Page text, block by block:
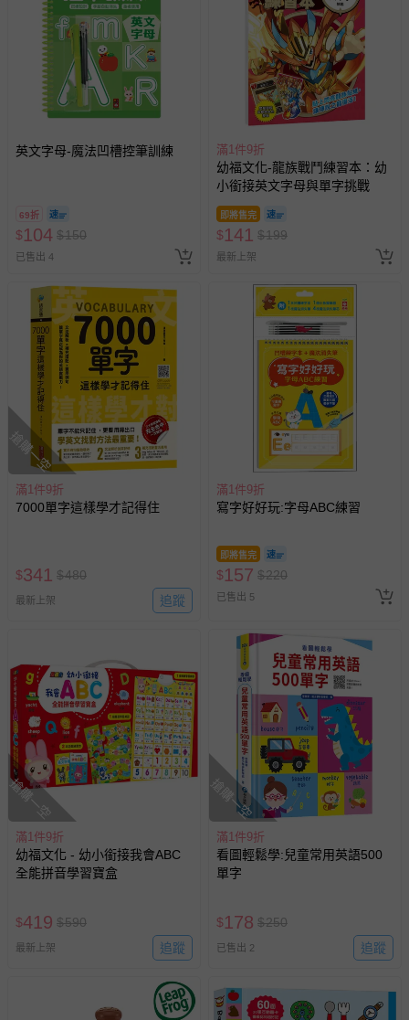
英文字母-魔法凹槽控筆訓練
69折
$104 $150
已售出 4
滿1件9折
幼福文化-龍族戰鬥練習本：幼
小銜接英文字母與單字挑戰
即將售完
$141 $199
最新上架
搶購一空
滿1件9折
7000單字這樣學才記得住
$341 $480
最新上架 追蹤
滿1件9折
寫字好好玩:字母ABC練習
即將售完
$157 $220
已售出 5
搶購一空
滿1件9折
幼福文化 - 幼小銜接我會ABC
全能拼音學習寶盒
$419 $590
最新上架 追蹤
搶購一空
滿1件9折
看圖輕鬆學:兒童常用英語500
單字
$178 $250
已售出 2 追蹤